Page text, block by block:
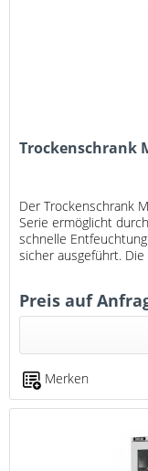
Trockenschrank
Der Trockenschrank
Serie ermöglicht
schnelle
sicher ausgeführt.
Preis auf
Merken